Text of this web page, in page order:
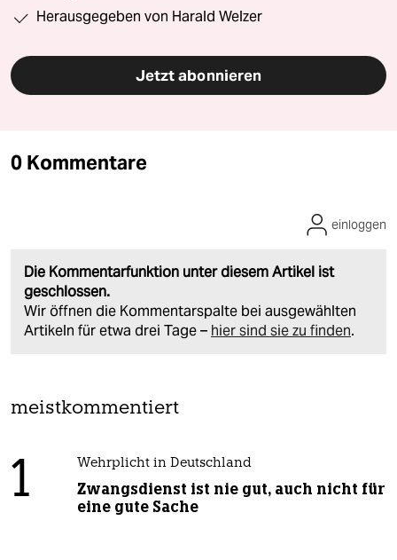
Herausgegeben von Harald Welzer
Jetzt abonnieren
0 Kommentare
Die Kommentarfunktion unter diesem Artikel ist
geschlossen.
Wir öffnen die Kommentarspalte bei ausgewählten
Artikeln für etwa drei Tage – hier sind sie zu finden.
einloggen
meistkommentiert
1 Wehrplicht in Deutschland
Zwangsdienst ist nie gut, auch nicht für
eine gute Sache